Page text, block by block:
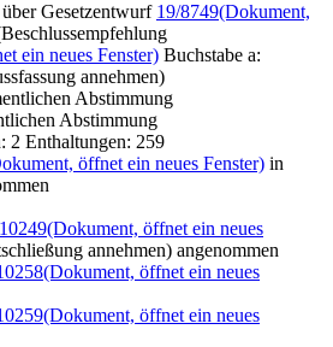
Gesetzentwurf 19/8749(Dokument,
ein neues Fenster) Buchstabe a:
annehmen)
Abstimmung
Abstimmung
2 Enthaltungen: 259
öffnet ein neues Fenster) in
(Dokument, öffnet ein neues
annehmen) angenommen
(Dokument, öffnet ein neues
(Dokument, öffnet ein neues